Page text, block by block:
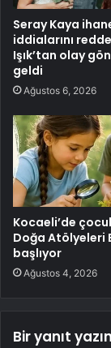
Seray Kaya
iddialarını
Işık’tan olay
geldi
Ağustos 6, 2026
Kocaeli’de
Doğa Atölyeleri
başlıyor
Ağustos 4, 2026
Bir yanıt yazın